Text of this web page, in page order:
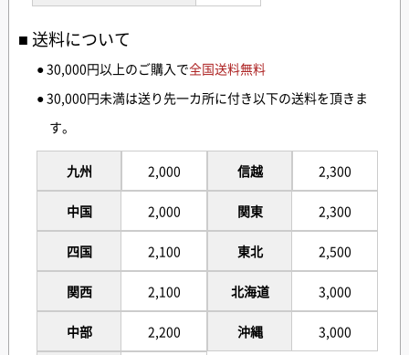
送料について
● 30,000円以上のご購入で全国送料無料
● 30,000円未満は送り先一カ所に付き以下の送料を頂きま
す。
九州
中国
四国
関西
中部
2,000
2,000
2,100
2,100
2,200
信越
関東
東北
北海道
沖縄
2,300
2,300
2,500
3,000
3,000